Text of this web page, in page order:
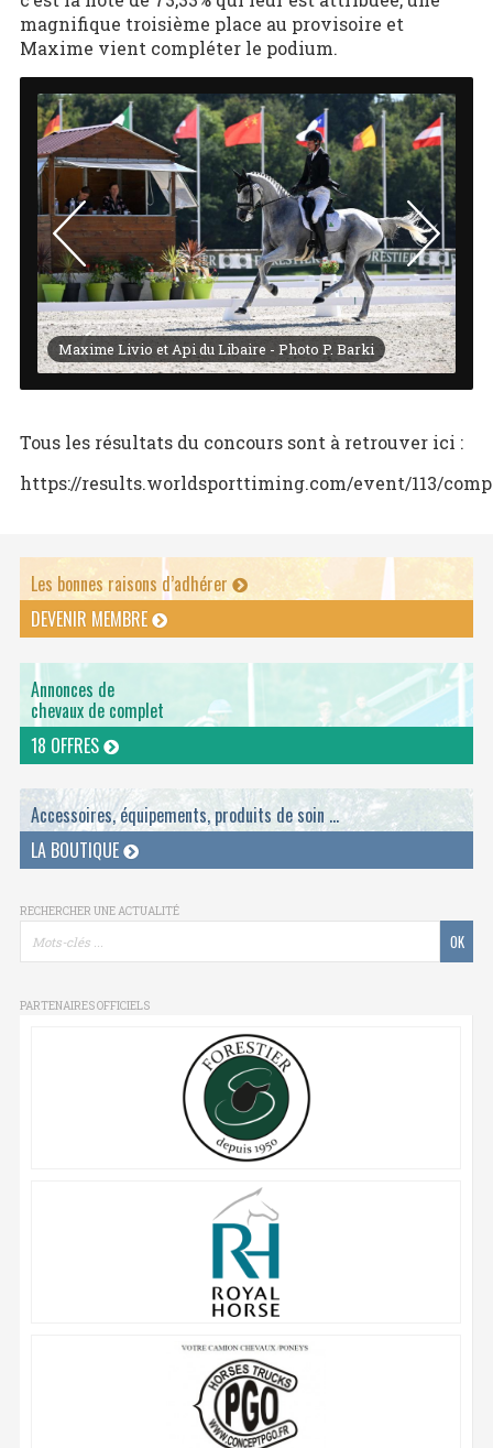
magnifique troisième place au provisoire et
Maxime vient compléter le podium.
Maxime Livio et Api du Libaire - Photo P. Barki
Tous les résultats du concours sont à retrouver ici :
https://results.worldsporttiming.com/event/113/
Les bonnes raisons d’adhérer
DEVENIR MEMBRE
Annonces de
chevaux de complet
18 OFFRES
Accessoires, équipements, produits de soin ...
LA BOUTIQUE
RECHERCHER UNE ACTUALITÉ
PARTENAIRES OFFICIELS